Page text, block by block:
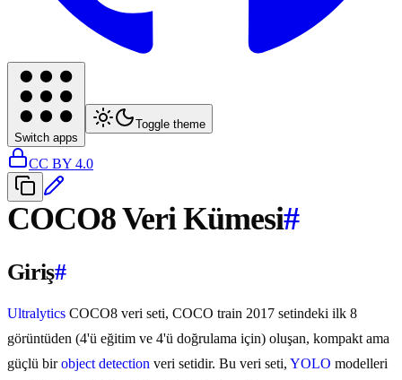
Switch apps
Toggle theme
CC BY 4.0
COCO8 Veri Kümesi#
Giriş#
Ultralytics COCO8 veri seti, COCO train 2017 setindeki ilk 8
görüntüden (4'ü eğitim ve 4'ü doğrulama için) oluşan, kompakt ama
güçlü birobject detection veri setidir. Bu veri seti, YOLO modelleri